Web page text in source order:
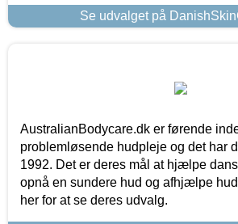
Se udvalget på
AustralianBodycare.dk er førende
problemløsende hudpleje og det har
1992. Det er deres mål at hjælpe
opnå en sundere hud og afhjælpe
her for at se deres udvalg.